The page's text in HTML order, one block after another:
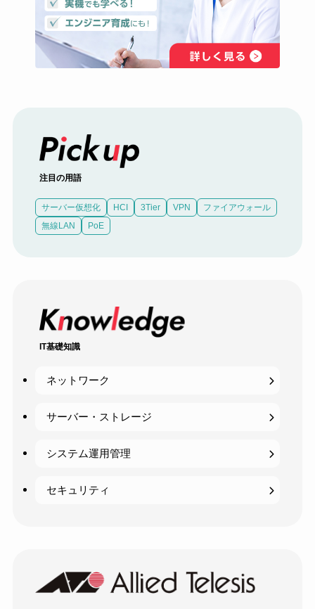
注目の用語
サーバー仮想化 HCI 3Tier VPN
ファイアウォール
無線LAN
PoE
IT基礎知識
ネットワーク
サーバー・ストレージ
システム運用管理
セキュリティ